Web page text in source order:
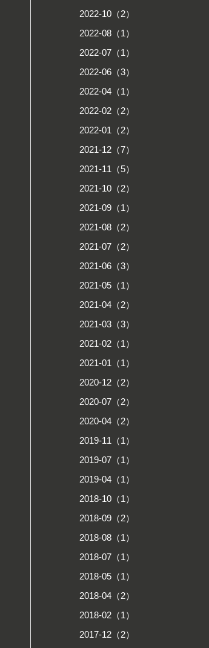
2022-10（2）
2022-08（1）
2022-07（1）
2022-06（3）
2022-04（1）
2022-02（2）
2022-01（2）
2021-12（7）
2021-11（5）
2021-10（2）
2021-09（1）
2021-08（2）
2021-07（2）
2021-06（3）
2021-05（1）
2021-04（2）
2021-03（3）
2021-02（1）
2021-01（1）
2020-12（2）
2020-07（2）
2020-04（2）
2019-11（1）
2019-07（1）
2019-04（1）
2018-10（1）
2018-09（2）
2018-08（1）
2018-07（1）
2018-05（1）
2018-04（2）
2018-02（1）
2017-12（2）